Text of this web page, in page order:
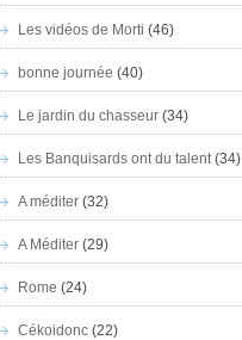
Les vidéos de Morti (46)
bonne journée (40)
Le jardin du chasseur(34)
Les Banquisards ont du talent(34)
A méditer(32)
A Méditer(29)
Rome (24)
Cékoidonc(22)